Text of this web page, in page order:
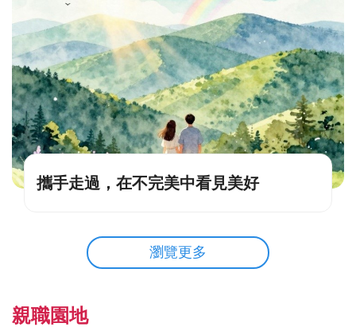
攜手走過，在不完美中看見美好
瀏覽更多
親職園地